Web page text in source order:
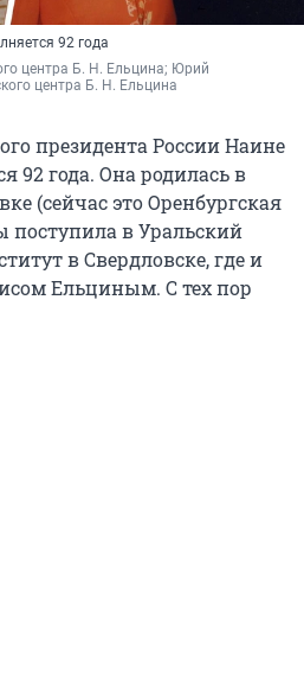
92 года
центра Б. Н. Ельцина; Юрий
центра Б. Н. Ельцина
президента России Наине
92 года. Она родилась в
(сейчас это Оренбургская
поступила в Уральский
в Свердловске, где и
Ельциным. С тех пор